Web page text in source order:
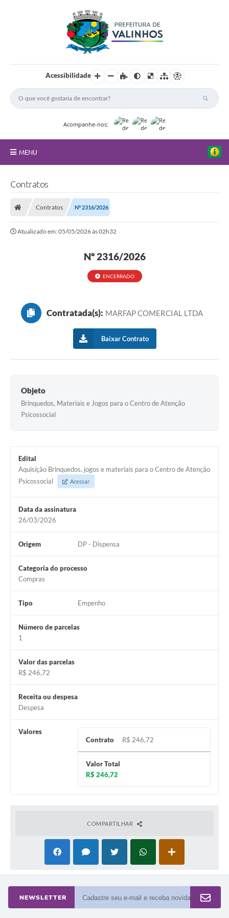
Acessibilidade
Acompanhe-nos:
MENU
Secretarias
Programa Famílias Fortes
Contratos
Arquivos para Download
Carta de Serviços
Obras
Galeria de Vídeos
Projetos
Contas Públicas
Editais
Serviços Online
Telefones Úteis
A Prefeitura
Contratos
Contratos Nº 2316/2026
Atualizado em: 05/05/2026 às 02h32
Nº 2316/2026
ENCERRADO
Contratada(s): MARFAP COMERCIAL LTDA
Baixar Contrato
Objeto
Brinquedos, Materiais e Jogos para o Centro de Atenção
Psicossocial
Edital
Aquisição Brinquedos, jogos e materiais para o Centro de Atenção
Psicossocial
Acessar
Data da assinatura
26/03/2026
Origem DP - Dispensa
Categoria do processo
Compras
Tipo Empenho
Número de parcelas
1
Valor das parcelas
R$ 246,72
Receita ou despesa
Despesa
Valores
Contrato
R$ 246,72
Valor Total
R$ 246,72
COMPARTILHAR
NEWSLETTER